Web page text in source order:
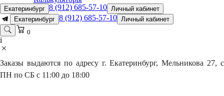
Екатеринбург 8 (912) 685-57-10 Личный кабинет
Екатеринбург 8 (912) 685-57-10 Личный кабинет
0
i
Заказы выдаются по адресу г. Екатеринбург, Мельникова 27, с
ПН по СБ с 11:00 до 18:00